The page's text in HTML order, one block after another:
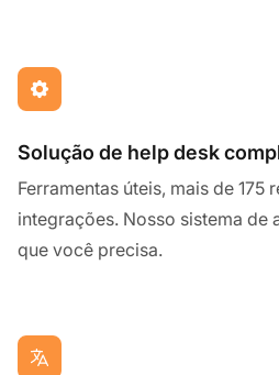
Solução de help desk
Ferramentas úteis, mais de 175
integrações. Nosso sistema de
que você precisa.